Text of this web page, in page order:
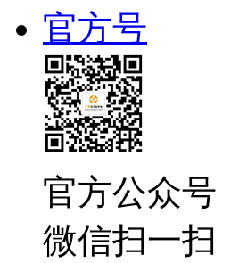
官方号
官方公众号
微信扫一扫